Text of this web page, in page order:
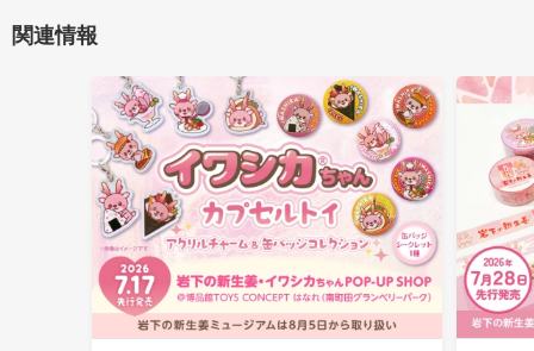
関連情報